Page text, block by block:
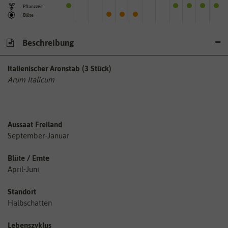
Pflanzzeit
Blüte
Beschreibung
Italienischer Aronstab (3 Stück)
Arum Italicum
Aussaat Freiland
September-Januar
Blüte / Ernte
April-Juni
Standort
Halbschatten
Lebenszyklus